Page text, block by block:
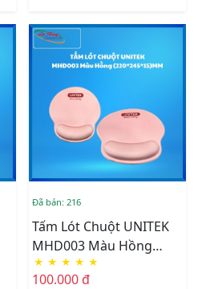
Đã bán: 216
Tấm Lót Chuột UNITEK
MHD003 Màu Hồng
(220*245*15)MM
★ ★ ★ ★ ★
100.000 đ